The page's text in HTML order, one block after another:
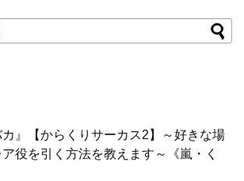
カ』【からくりサーカス2】～好きな場
役を引く方法を教えます～《嵐・く